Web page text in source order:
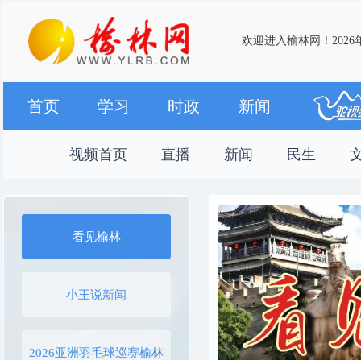
欢迎进入榆林网！2026
首页 学习 时政 新闻
视频首页 直播 新闻 民生
看见榆林
小王说新闻
2026亚洲羽毛球巡赛榆林